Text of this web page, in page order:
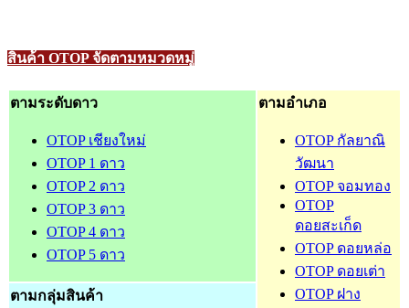
สินค้า OTOP จัดตามหมวดหมู่
ตามระดับดาว
OTOP เชียงใหม่
OTOP 1 ดาว
OTOP 2 ดาว
OTOP 3 ดาว
OTOP 4 ดาว
OTOP 5 ดาว
ตามอำเภอ
OTOP กัลยาณิ
วัฒนา
OTOP จอมทอง
OTOP
ดอยสะเก็ด
OTOP ดอยหล่อ
OTOP ดอยเต่า
OTOP ฝาง
ตามกลุ่มสินค้า